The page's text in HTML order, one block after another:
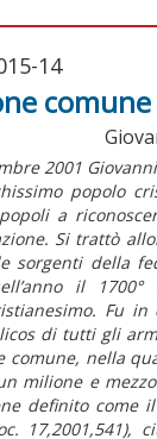
14
comune
2001
popolo
a
Si trattò
sorgenti della
il
Fu
di tutti gli
comune, nella
milione e
definito come
17,2001,541),